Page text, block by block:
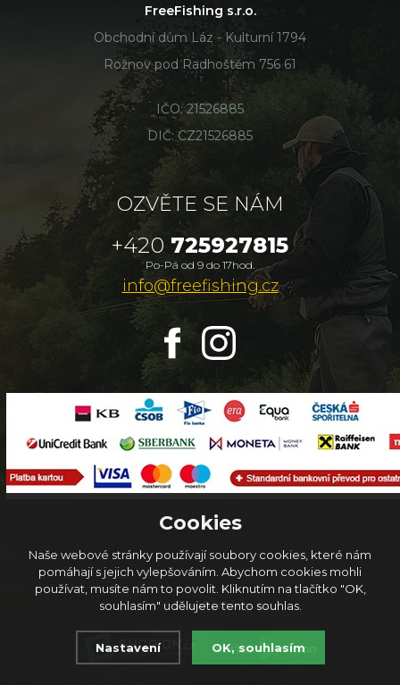
FreeFishing s.r.o.
Obchodní dům Láz - Kulturní 1794
Rožnov pod Radhoštěm 756 61
IČO: 21526885
DIČ: CZ21526885
OZVĚTE SE NÁM
+420 725927815
Po-Pá od 9 do 17hod.
info@freefishing.cz
© 2026FreeFishing.cz
Cookies
Naše webové stránky používají soubory cookies, které nám
pomáhají s jejich vylepšováním. Abychom cookies mohli
používat, musíte nám to povolit. Kliknutím na tlačítko "OK,
souhlasím" udělujete tento souhlas.
Nastavení OK, souhlasím